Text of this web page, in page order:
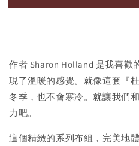
作者 Sharon Holland 是我喜歡
現了溫暖的感覺。就像這套『
冬季，也不會寒冷。就讓我們
力吧。
這個精緻的系列布組，完美地